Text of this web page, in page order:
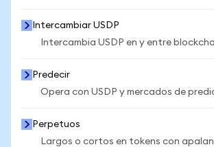
Intercambiar USDP
Intercambia USDP en y entre
Predecir
Opera con USDP y mercados de
Perpetuos
Largos o cortos en tokens con